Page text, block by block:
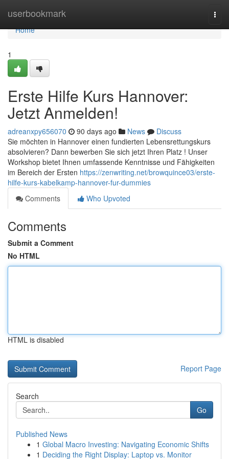
userbookmark
Home
Home
1
Erste Hilfe Kurs Hannover:
Jetzt Anmelden!
adreanxpy656070 90 days ago News
Discuss
Sie möchten in Hannover einen fundierten Lebensrettungskurs
absolvieren? Dann bewerben Sie sich jetzt Ihren Platz ! Unser
Workshop bietet Ihnen umfassende Kenntnisse und Fähigkeiten
im Bereich der Ersten https://zenwriting.net/browquince03/erste-
hilfe-kurs-kabelkamp-hannover-fur-dummies
Comments
Who Upvoted
Comments
Submit a Comment
No HTML
HTML is disabled
Report Page
Search
Go
Published News
1 Global Macro Investing: Navigating Economic Shifts
1 Deciding the Right Display: Laptop vs. Monitor